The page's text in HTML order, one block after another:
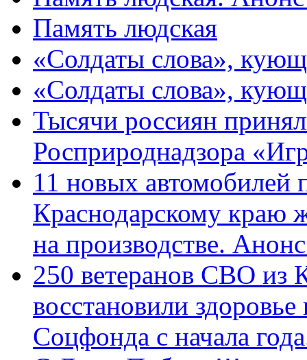
Память людская
«Солдаты слова»,
«Солдаты слова»,
Тысячи россиян
Росприроднадзора
11 новых автомобилей
Краснодарскому краю
на производстве.
250 ветеранов СВО из
восстановили
Соцфонда с начала